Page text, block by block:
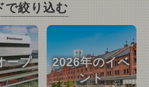
で絞り込む
ープ
2026年のイベ
ント